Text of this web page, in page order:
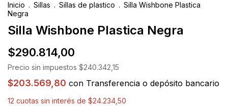
Inicio . Sillas . Sillas de plastico . Silla Wishbone Plastica
Negra
Silla Wishbone Plastica Negra
$290.814,00
Precio sin impuestos $240.342,15
$203.569,80 con Transferencia o depósito bancario
12 cuotas sin interés de $24.234,50